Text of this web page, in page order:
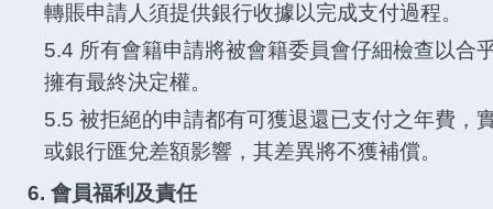
轉賬申請人須提供銀行收據以完成支付過程。
5.4 所有會籍申請將被會籍委員會仔細檢查以合
擁有最終決定權。
5.5 被拒絕的申請都有可獲退還已支付之年費，
或銀行匯兌差額影響，其差異將不獲補償。
6. 會員福利及責任